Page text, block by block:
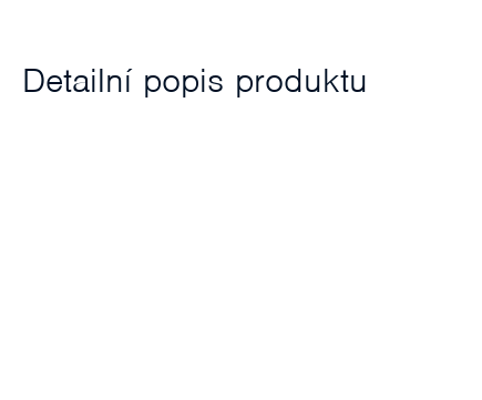
Detailní popis produktu